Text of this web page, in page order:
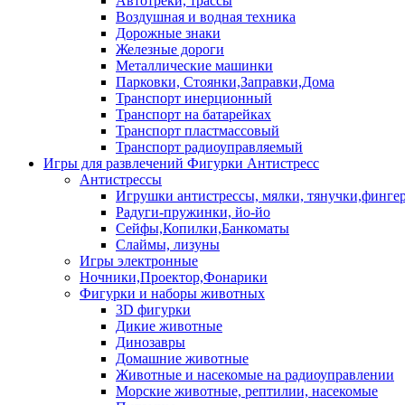
Воздушная и водная техника
Дорожные знаки
Железные дороги
Металлические машинки
Парковки, Стоянки,Заправки,Дома
Транспорт инерционный
Транспорт на батарейках
Транспорт пластмассовый
Транспорт радиоуправляемый
Игры для развлечений Фигурки Антистресс
Антистрессы
Игрушки антистрессы, мялки,
Радуги-пружинки, йо-йо
Сейфы,Копилки,Банкоматы
Слаймы, лизуны
Игры электронные
Ночники,Проектор,Фонарики
Фигурки и наборы животных
3D фигурки
Дикие животные
Динозавры
Домашние животные
Животные и насекомые на радиоуправлении
Морские животные, рептилии, насекомые